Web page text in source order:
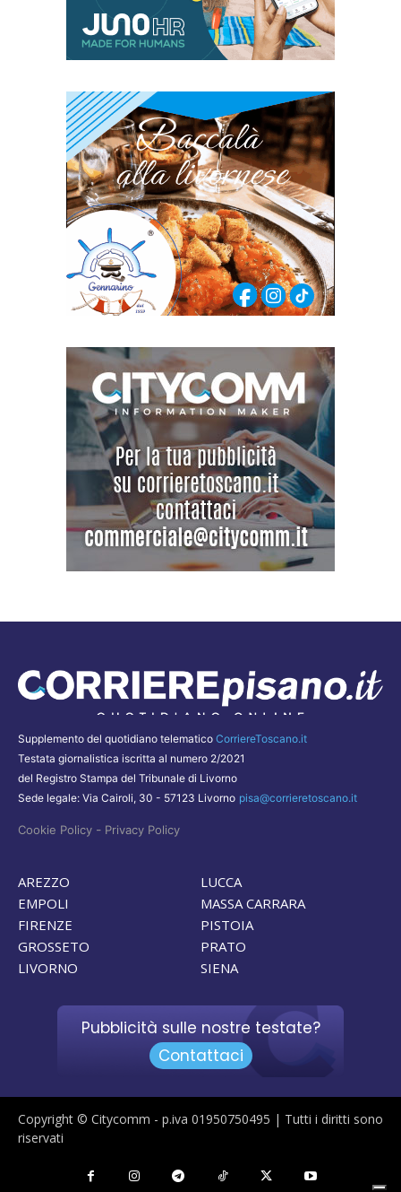
Supplemento del quotidiano telematico CorriereToscano.it
Testata giornalistica iscritta al numero 2/2021
del Registro Stampa del Tribunale di Livorno
Sede legale: Via Cairoli, 30 - 57123 Livorno pisa@corrieretoscano.it
Cookie Policy - Privacy Policy
AREZZO
EMPOLI
FIRENZE
GROSSETO
LIVORNO
LUCCA
MASSA CARRARA
PISTOIA
PRATO
SIENA
Pubblicità sulle nostre testate?
Contattaci
Copyright © Citycomm - p.iva 01950750495 | Tutti i diritti sono
riservati